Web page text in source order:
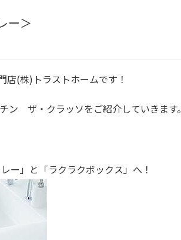
ー＞
(株)トラストホームです！
ン ザ・クラッソをご紹介していきます。
ー」と「ラクラクボックス」へ！